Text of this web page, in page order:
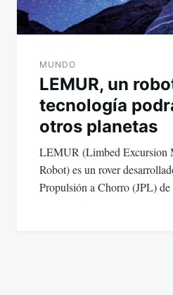
MUNDO
LEMUR, un
tecnología
otros planetas
LEMUR (Limbed Excursion
Robot) es un rover
Propulsión a Chorro (JPL)